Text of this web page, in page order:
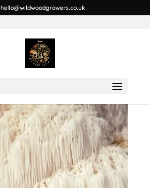
hello@wildwoodgrowers.co.uk